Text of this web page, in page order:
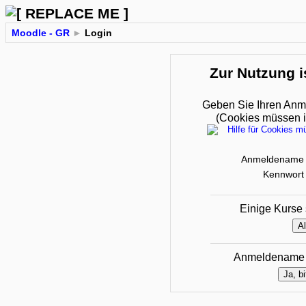
Moodle - GR ► Login
Zur Nutzung
Geben Sie Ihren
(Cookies müssen
Anmeldename
Kennwort
Einige Kurse